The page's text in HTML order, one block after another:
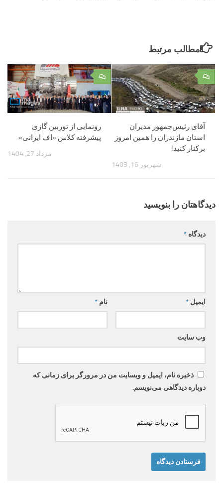
مطالب مرتبط
۰
رونمایی از توربین گازی
پیشرفته کلاس «اف ایرانی»
مرداد 27, 1404
۰
آقای رئیس‌جمهور مدیران
استان مازندران را همین امروز
برکنار کنید!
شهریور 16, 1403
دیدگاهتان را بنویسید
دیدگاه *
نام * ایمیل *
وب‌ سایت
ذخیره نام، ایمیل و وبسایت من در مرورگر برای زمانی که
دوباره دیدگاهی می‌نویسم.